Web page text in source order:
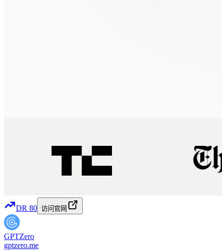
DR 80 访问官网
GPTZero
gptzero.me